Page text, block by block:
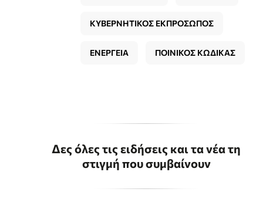
ΚΥΒΕΡΝΗΤΙΚΟΣ ΕΚΠΡΟΣΩΠΟΣ
ΕΝΕΡΓΕΙΑ ΠΟΙΝΙΚΟΣ ΚΩΔΙΚΑΣ
Δες όλες τις ειδήσεις και τα νέα τη
στιγμή που συμβαίνουν